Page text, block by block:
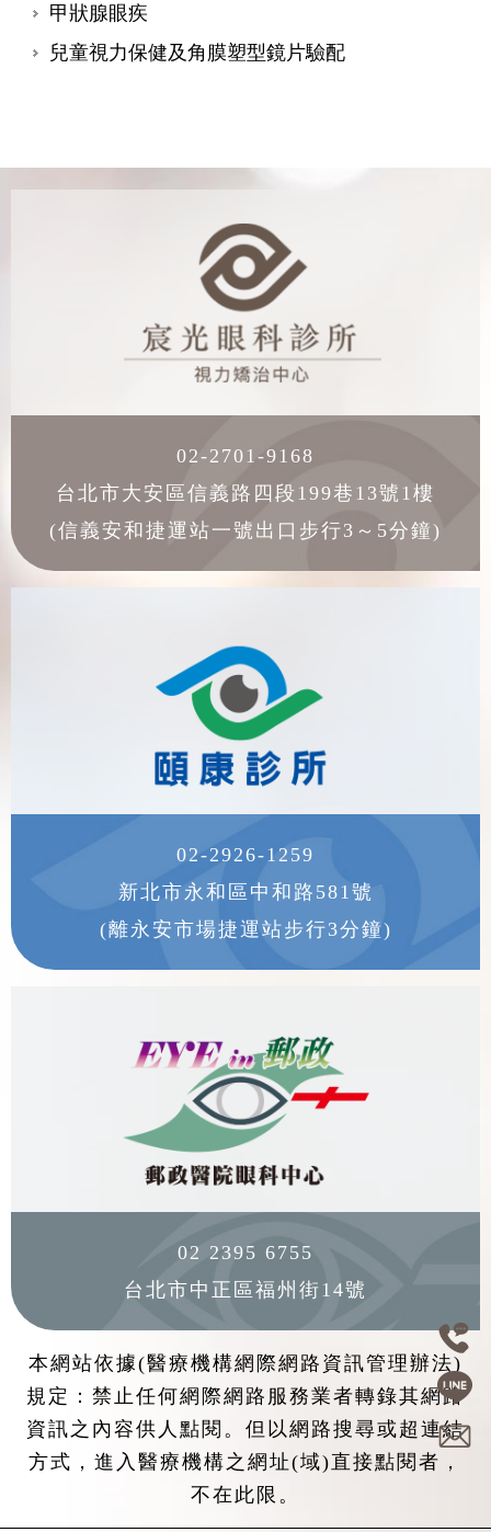
甲狀腺眼疾
兒童視力保健及角膜塑型鏡片驗配
02-2701-9168
台北市大安區信義路四段199巷13號1樓
(信義安和捷運站一號出口步行3～5分鐘)
02-2926-1259
新北市永和區中和路581號
(離永安市場捷運站步行3分鐘)
02 2395 6755
台北市中正區福州街14號
本網站依據(醫療機構網際網路資訊管理辦法)
規定：禁止任何網際網路服務業者轉錄其網路
資訊之內容供人點閱。但以網路搜尋或超連結
方式，進入醫療機構之網址(域)直接點閱者，
不在此限。